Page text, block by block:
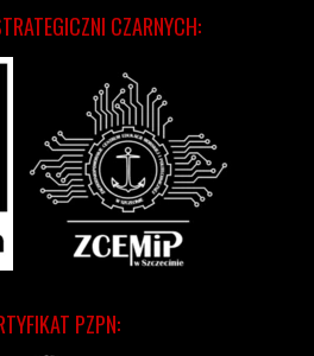
PZPN:
CZARNYCH: